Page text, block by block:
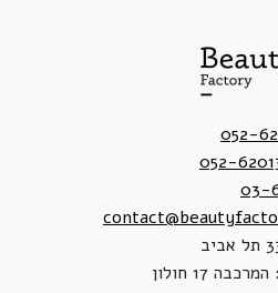
052-
052-
03-
17 חולון